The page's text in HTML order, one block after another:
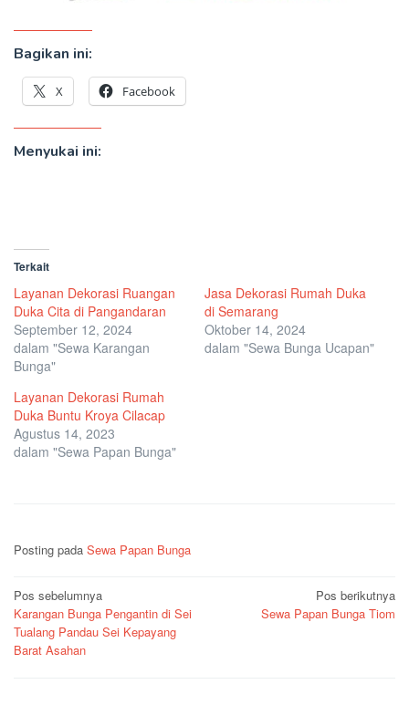
Bagikan ini:
X Facebook
Menyukai ini:
Terkait
Layanan Dekorasi Ruangan
Duka Cita di Pangandaran
September 12, 2024
dalam "Sewa Karangan
Bunga"
Jasa Dekorasi Rumah Duka
di Semarang
Oktober 14, 2024
dalam "Sewa Bunga Ucapan"
Layanan Dekorasi Rumah
Duka Buntu Kroya Cilacap
Agustus 14, 2023
dalam "Sewa Papan Bunga"
Posting pada Sewa Papan Bunga
Navigasi
pos
Pos sebelumnya
Karangan Bunga Pengantin di Sei
Tualang Pandau Sei Kepayang
Barat Asahan
Pos berikutnya
Sewa Papan Bunga Tiom